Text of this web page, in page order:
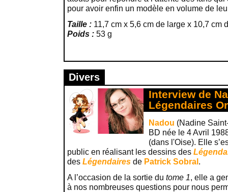
pour avoir enfin un modèle en volume de
Taille : 11,7 cm x 5,6 cm de large x 10,7 cm
Poids : 53 g
Divers
Interview de
Légendaires
Nadou (Nadine
BD née le 4 Avril
(dans l'Oise). Elle
public en réalisant les dessins des
des Légendaires de Patrick Sobral .
A l’occasion de la sortie du tome 1, elle a
à nos nombreuses questions pour nous